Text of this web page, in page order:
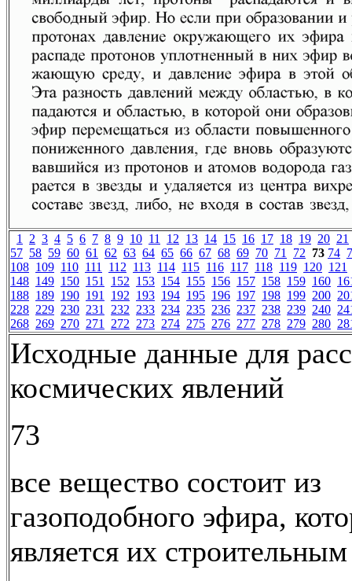
1 2 3 4 5 6 7 8 9 10 11 12 13 14 15 16 17 18 19 20 21
57 58 59 60 61 62 63 64 65 66 67 68 69 70 71 72 73 74
108 109 110 111 112 113 114 115 116 117 118 119 120 121
148 149 150 151 152 153 154 155 156 157 158 159 160
188 189 190 191 192 193 194 195 196 197 198 199 200
228 229 230 231 232 233 234 235 236 237 238 239 240
268 269 270 271 272 273 274 275 276 277 278 279 280
Исходные данные для
космических явлений
73
все вещество состоит из
газоподобного эфира,
является их